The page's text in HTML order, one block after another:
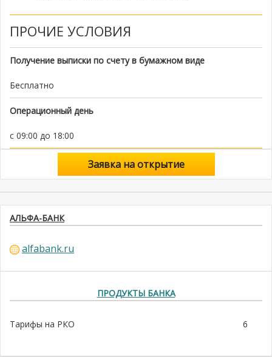
ПРОЧИЕ УСЛОВИЯ
Получение выписки по счету в бумажном виде
Бесплатно
Операционный день
с 09:00 до 18:00
Заявка на открытие
АЛЬФА-БАНК
alfabank.ru
ПРОДУКТЫ БАНКА
Тарифы на РКО 6